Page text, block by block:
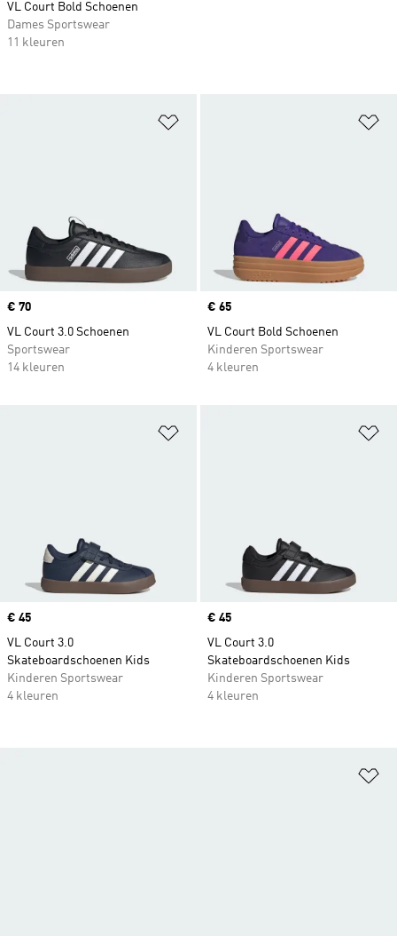
Price
€ 70
VL Court 3.0 Schoenen
Sportswear
14 kleuren
Price
€ 65
VL Court Bold Schoenen
Kinderen Sportswear
4 kleuren
Price
€ 45
VL Court 3.0
Skateboardschoenen Kids
Kinderen Sportswear
4 kleuren
Price
€ 45
VL Court 3.0
Skateboardschoenen Kids
Kinderen Sportswear
4 kleuren
VL Court Bold Schoenen
Dames Sportswear
11 kleuren